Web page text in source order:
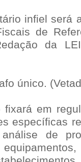
infiel será
de
da
único.
em
específicas
de